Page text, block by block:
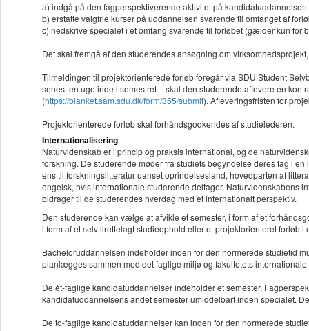
a) indgå på den fagperspektiverende aktivitet på kandidatuddannelsen
b) erstatte valgfrie kurser på uddannelsen svarende til omfanget af
c) nedskrive specialet i et omfang svarende til forløbet (gælder kun for
Det skal fremgå af den studerendes ansøgning om
Tilmeldingen til projektorienterede forløb foregår via SDU Student
senest en uge inde i semestret – skal den studerende aflevere en
(https://blanket.sam.sdu.dk/form/355/submit). Afleveringsfristen for
Projektorienterede forløb skal forhåndsgodkendes af studielederen.
Internationalisering
Naturvidenskab er i princip og praksis international, og de
forskning. De studerende møder fra studiets begyndelse deres fag i
ens til forskningslitteratur uanset oprindelsesland, hovedparten af
engelsk, hvis internationale studerende deltager. Naturvidenskabens
bidrager til de studerendes hverdag med et internationalt perspektiv.
Den studerende kan vælge at afvikle et semester, i form af et
i form af et selvtilrettelagt studieophold eller et projektorienteret forløb i
Bacheloruddannelsen indeholder inden for den normerede studietid
planlægges sammen med det faglige miljø og fakultetets internationale
De ét-faglige kandidatuddannelser indeholder et semester,
kandidatuddannelsens andet semester umiddelbart inden specialet.
De to-faglige kandidatuddannelser kan inden for den normerede